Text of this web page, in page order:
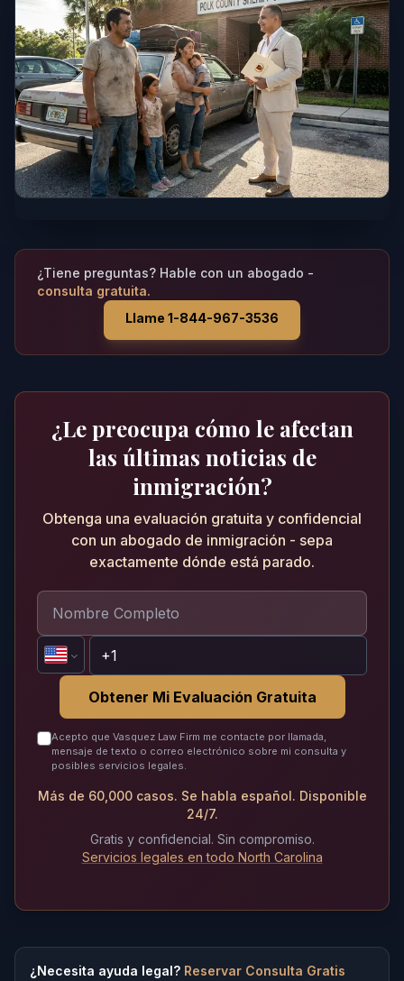
¿Tiene preguntas? Hable con un abogado -
consulta gratuita.
Llame 1-844-967-3536
¿Le preocupa cómo le afectan
las últimas noticias de
inmigración?
Obtenga una evaluación gratuita y confidencial
con un abogado de inmigración - sepa
exactamente dónde está parado.
Obtener Mi Evaluación Gratuita
Acepto que Vasquez Law Firm me contacte por llamada,
mensaje de texto o correo electrónico sobre mi consulta y
posibles servicios legales.
Más de 60,000 casos. Se habla español. Disponible
24/7.
Gratis y confidencial. Sin compromiso.
Servicios legales en todo North Carolina
¿Necesita ayuda legal? Reservar Consulta Gratis